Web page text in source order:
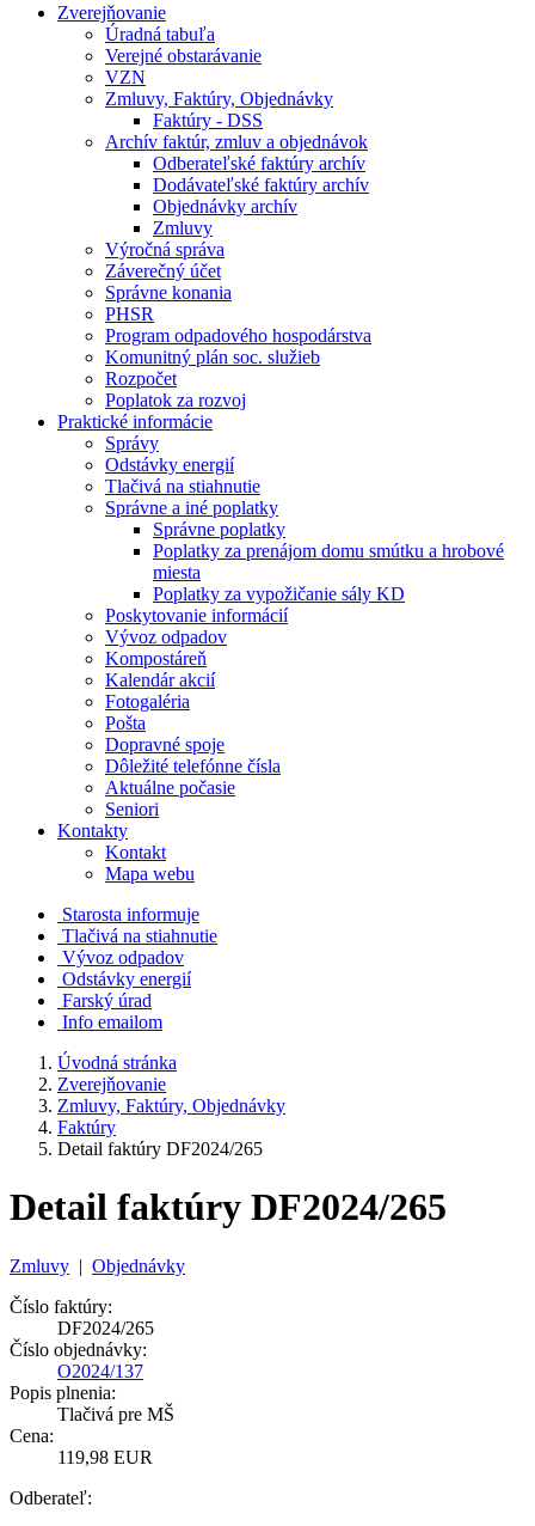
Zverejňovanie
Úradná tabuľa
Verejné obstarávanie
VZN
Zmluvy, Faktúry, Objednávky
Faktúry - DSS
Archív faktúr, zmluv a objednávok
Odberateľské faktúry archív
Dodávateľské faktúry archív
Objednávky archív
Zmluvy
Výročná správa
Záverečný účet
Správne konania
PHSR
Program odpadového hospodárstva
Komunitný plán soc. služieb
Rozpočet
Poplatok za rozvoj
Praktické informácie
Správy
Odstávky energií
Tlačivá na stiahnutie
Správne a iné poplatky
Správne poplatky
Poplatky za prenájom domu smútku a hrobové
miesta
Poplatky za vypožičanie sály KD
Poskytovanie informácií
Vývoz odpadov
Kompostáreň
Kalendár akcií
Fotogaléria
Pošta
Dopravné spoje
Dôležité telefónne čísla
Aktuálne počasie
Seniori
Kontakty
Kontakt
Mapa webu
Starosta informuje
Tlačivá na stiahnutie
Vývoz odpadov
Odstávky energií
Farský úrad
Info emailom
Úvodná stránka
Zverejňovanie
Zmluvy, Faktúry, Objednávky
Faktúry
Detail faktúry DF2024/265
Detail faktúry DF2024/265
Zmluvy | Objednávky
Číslo faktúry:
DF2024/265
Číslo objednávky:
O2024/137
Popis plnenia:
Tlačivá pre MŠ
Cena:
119,98 EUR
Odberateľ: